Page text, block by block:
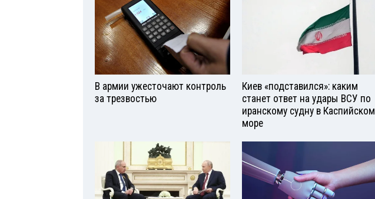
В армии ужесточают контроль
за трезвостью
Киев «подставился»: каким
станет ответ на удары ВСУ по
иранскому судну в Каспийском
море